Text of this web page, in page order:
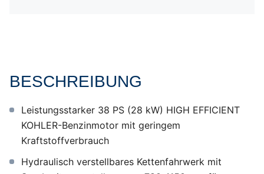
BESCHREIBUNG
Leistungsstarker 38 PS (28 kW) HIGH EFFICIENT
KOHLER-Benzinmotor mit geringem
Kraftstoffverbrauch
Hydraulisch verstellbares Kettenfahrwerk mit